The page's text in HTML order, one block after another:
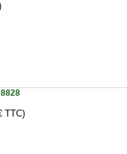
TTC)